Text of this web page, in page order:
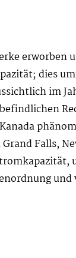
erworben
dies
im
Falls,